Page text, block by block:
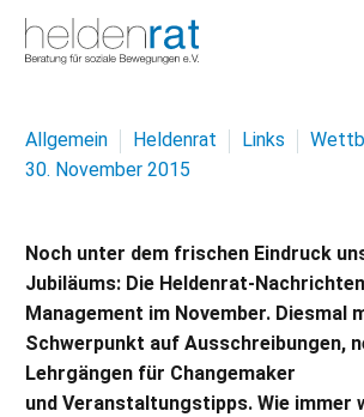
Allgemein Heldenrat Links
30. November 2015
Noch unter dem frischen Eindruck
Jubiläums: Die Heldenrat-
Management im November. Diesmal
Schwerpunkt auf Ausschreibungen,
Lehrgängen für Changemaker
und Veranstaltungstipps. Wie immer